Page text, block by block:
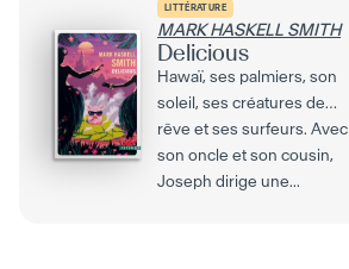
LITTÉRATURE
MARK HASKELL SMITH
Delicious
Hawaï, ses palmiers, son
soleil, ses créatures de
rêve et ses surfeurs. Avec
son oncle et son cousin,
Joseph dirige une...